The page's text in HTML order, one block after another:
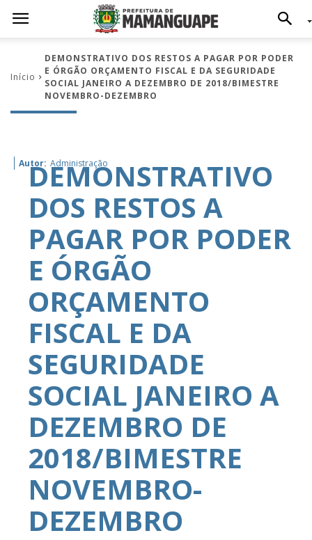
Início
DEMONSTRATIVO DOS RESTOS A PAGAR POR PODER
E ÓRGÃO ORÇAMENTO FISCAL E DA SEGURIDADE
SOCIAL JANEIRO A DEZEMBRO DE 2018/BIMESTRE
NOVEMBRO-DEZEMBRO
Autor: Administração
DEMONSTRATIVO
DOS RESTOS A
PAGAR POR PODER
E ÓRGÃO
ORÇAMENTO
FISCAL E DA
SEGURIDADE
SOCIAL JANEIRO A
DEZEMBRO DE
2018/BIMESTRE
NOVEMBRO-
DEZEMBRO